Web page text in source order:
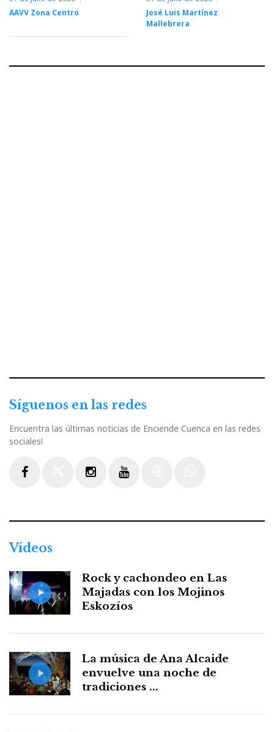
AAVV Zona Centro
José Luis Martínez
Mallebrera
Síguenos en las redes
Encuentra las últimas noticias de Enciende Cuenca en las redes
sociales!
Vídeos
Rock y cachondeo en Las
Majadas con los Mojinos
Eskozíos
La música de Ana Alcaide
envuelve una noche de
tradiciones ...